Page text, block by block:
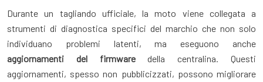
Durante un tagliando ufficiale, la moto viene collegata a
strumenti di diagnostica specifici del marchio che non solo
individuano problemi latenti, ma eseguono anche
aggiornamenti del firmwaredella centralina. Questi
aggiornamenti, spesso non pubblicizzati, possono migliorare